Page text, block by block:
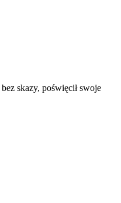
skazy, poświęcił swoje